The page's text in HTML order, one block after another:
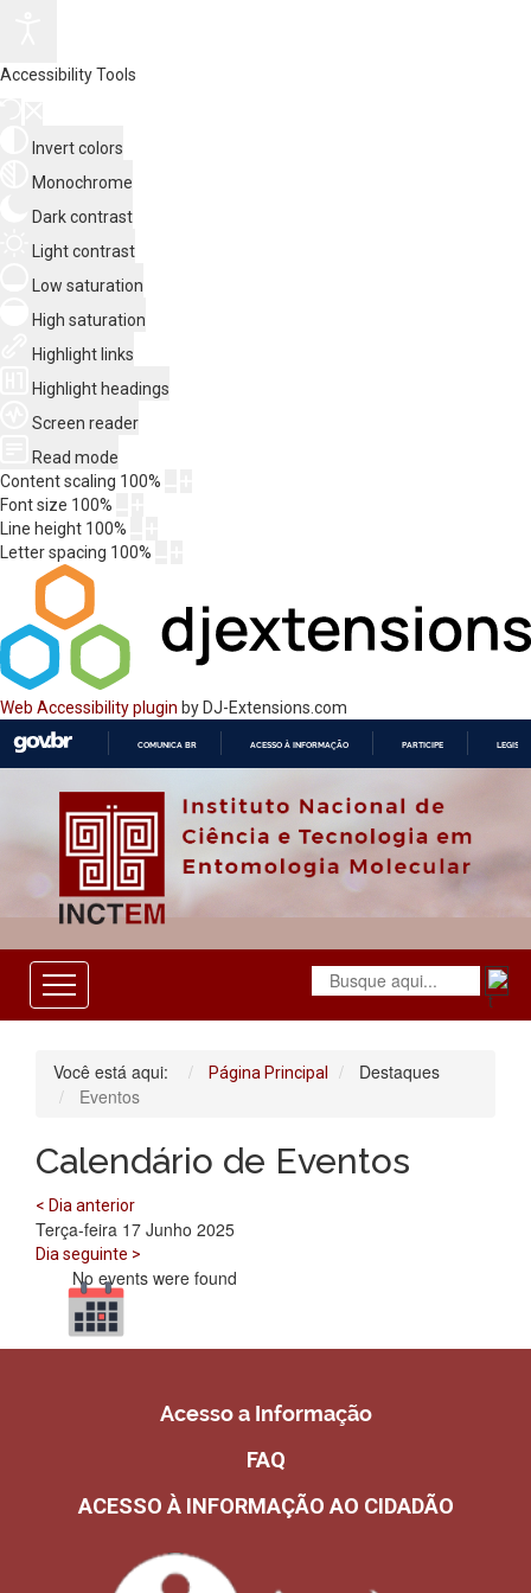
Accessibility Tools
Invert colors
Monochrome
Dark contrast
Light contrast
Low saturation
High saturation
Highlight links
Highlight headings
Screen reader
Read mode
Content scaling 100%
Font size 100%
Line height 100%
Letter spacing 100%
Web Accessibility plugin by DJ-Extensions.com
O
COMUNICA BR ACESSO À INFORMAÇÃO PARTICIPE
Você está aqui: Página Principal
Destaques
Eventos
Calendário de Eventos
< Dia anterior
Terça-feira 17 Junho 2025
Dia seguinte >
No events were found
Acesso a Informação
FAQ
ACESSO À INFORMAÇÃO AO CIDADÃO